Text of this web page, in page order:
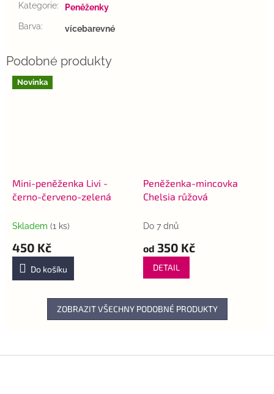
Kategorie:
Peněženky
Barva: vícebarevné
Novinka
Mini-peněženka Livi -
černo-červeno-zelená
Skladem (1 ks)
450 Kč
Do košíku
Peněženka-mincovka
Chelsia růžová
Do 7 dnů
od 350 Kč
DETAIL
ZOBRAZIT VŠECHNY PODOBNÉ PRODUKTY